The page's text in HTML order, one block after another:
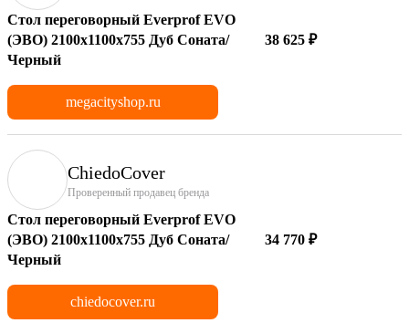
Стол переговорный Everprof EVO
(ЭВО) 2100х1100x755 Дуб Соната/
Черный
38 625 ₽
megacityshop.ru
ChiedoCover
Проверенный продавец бренда
Стол переговорный Everprof EVO
(ЭВО) 2100х1100x755 Дуб Соната/
Черный
34 770 ₽
chiedocover.ru